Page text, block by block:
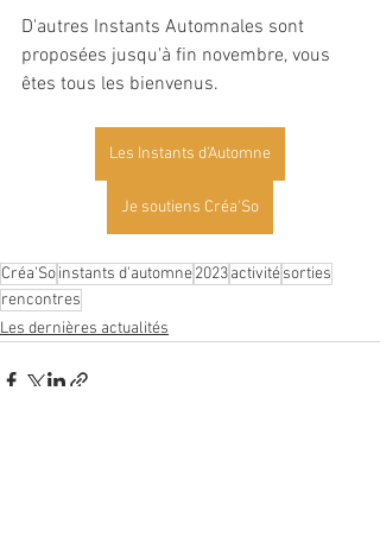
D'autres Instants Automnales sont
proposées jusqu'à fin novembre, vous
êtes tous les bienvenus.
Les Instants d'Automne
Je soutiens Créa'So
Créa'Soinstants d'automne2023activitésorties
rencontres
Les dernières actualités